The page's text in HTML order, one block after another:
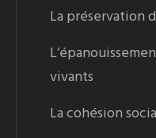
La préservation
vivants
La cohésion